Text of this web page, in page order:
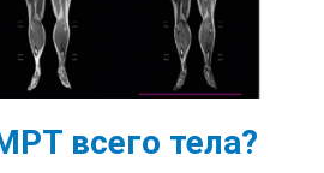
всего тела?